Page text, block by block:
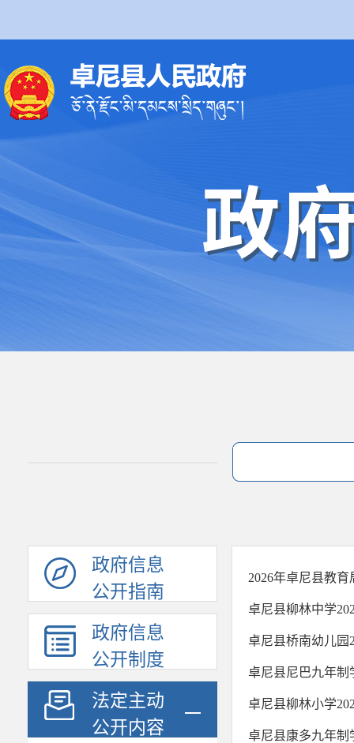
政府信息
公开指南
政府信息
公开制度
法定主动
公开内容
2026年卓尼县教
卓尼县柳林中学
卓尼县桥南幼儿园
卓尼县尼巴九年制
卓尼县柳林小学
卓尼县康多九年制